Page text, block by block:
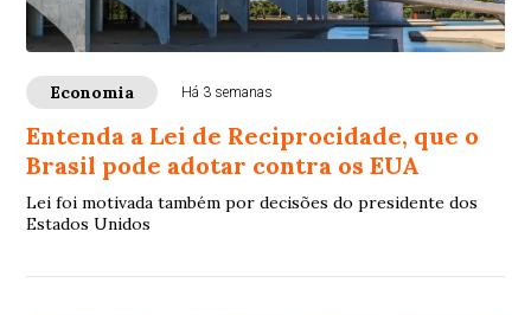
Economia Há 3 semanas
Entenda a Lei de Reciprocidade, que o
Brasil pode adotar contra os EUA
Lei foi motivada também por decisões do presidente dos
Estados Unidos